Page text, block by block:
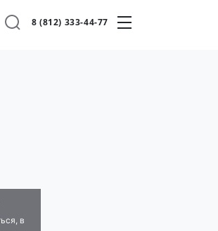
8 (812) 333-44-77
в